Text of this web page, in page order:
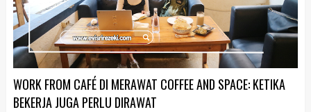
WORK FROM CAFÉ DI MERAWAT COFFEE AND SPACE: KETIKA
BEKERJA JUGA PERLU DIRAWAT